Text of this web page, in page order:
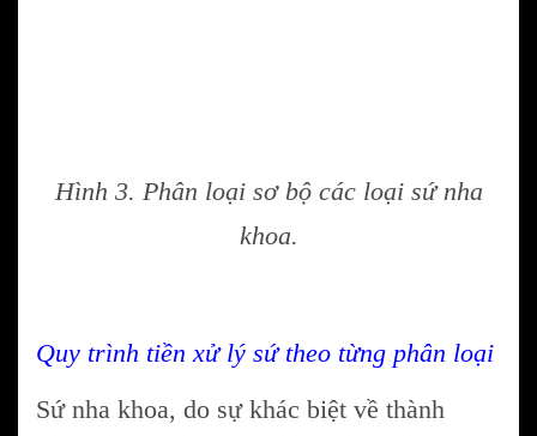
Hình 3. Phân loại sơ bộ các loại sứ nha
khoa.
Quy trình tiền xử lý sứ theo từng phân loại
Sứ nha khoa, do sự khác biệt về thành